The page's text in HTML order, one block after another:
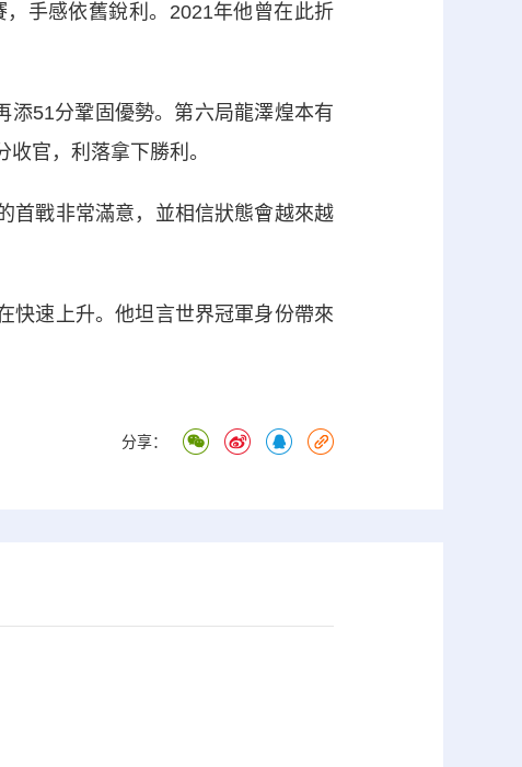
手感依舊銳利。2021年他曾在此折
51分鞏固優勢。第六局龍澤煌本有
官，利落拿下勝利。
戰非常滿意，並相信狀態會越來越
速上升。他坦言世界冠軍身份帶來
分享：